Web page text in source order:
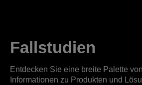
Fallstudien
Entdecken Sie eine breite Palette
Informationen zu Produkten und